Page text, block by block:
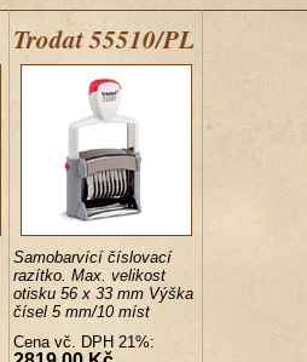
Trodat 55510/PL
Samobarvící číslovací
razítko. Max. velikost
otisku 56 x 33 mm Výška
čísel 5 mm/10 míst
Cena vč. DPH 21%: